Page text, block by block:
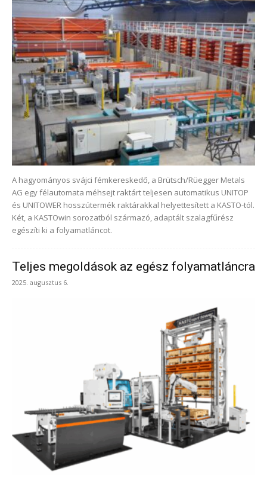
A hagyományos svájci fémkereskedő, a Brütsch/Rüegger Metals
AG egy félautomata méhsejt raktárt teljesen automatikus UNITOP
és UNITOWER hosszútermék raktárakkal helyettesített a KASTO-tól.
Két, a KASTOwin sorozatból származó, adaptált szalagfűrész
egészíti ki a folyamatláncot.
Teljes megoldások az egész folyamatláncra
2025. augusztus 6.